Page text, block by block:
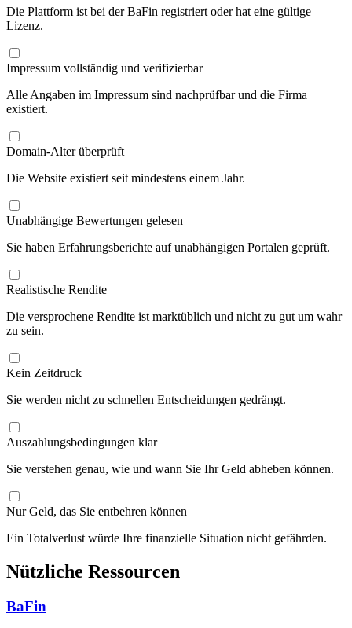
Die Plattform ist bei der BaFin registriert oder hat eine gültige
Lizenz.
Impressum vollständig und verifizierbar
Alle Angaben im Impressum sind nachprüfbar und die Firma
existiert.
Domain-Alter überprüft
Die Website existiert seit mindestens einem Jahr.
Unabhängige Bewertungen gelesen
Sie haben Erfahrungsberichte auf unabhängigen Portalen geprüft.
Realistische Rendite
Die versprochene Rendite ist marktüblich und nicht zu gut um wahr
zu sein.
Kein Zeitdruck
Sie werden nicht zu schnellen Entscheidungen gedrängt.
Auszahlungsbedingungen klar
Sie verstehen genau, wie und wann Sie Ihr Geld abheben können.
Nur Geld, das Sie entbehren können
Ein Totalverlust würde Ihre finanzielle Situation nicht gefährden.
Nützliche Ressourcen
BaFin